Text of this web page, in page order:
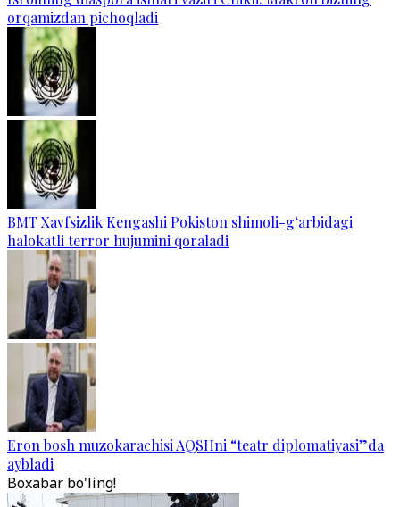
orqamizdan pichoqladi
BMT Xavfsizlik Kengashi Pokiston shimoli-g‘arbidagi
halokatli terror hujumini qoraladi
Eron bosh muzokarachisi AQSHni “teatr diplomatiyasi”da
aybladi
Boxabar bo'ling!